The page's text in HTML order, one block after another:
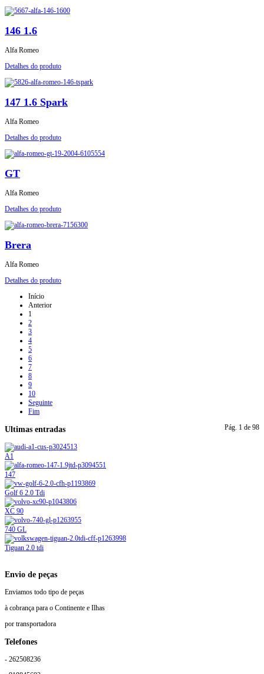
146 1.6
Alfa Romeo
Detalhes do produto
147 1.6 Spark
Alfa Romeo
Detalhes do produto
GT
Alfa Romeo
Detalhes do produto
Brera
Alfa Romeo
Detalhes do produto
Início
Anterior
1
2
3
4
5
6
7
8
9
10
Seguinte
Fim
Pág. 1 de 98
Ultimas entradas
A1
147
Golf 6 2.0 Tdi
XC 90
740 GL
Tiguan 2.0 tdi
Envio de peças
Enviamos todo tipo de peças
à cobrança para o Continente e Ilhas
por transportadora
Telefones
- 262508236